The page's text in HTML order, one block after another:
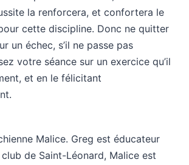
la renforcera, et confortera le
cette discipline. Donc ne quitter
un échec, s’il ne passe pas
votre séance sur un exercice qu’il
et en le félicitant
Malice. Greg est éducateur
club de Saint-Léonard, Malice est